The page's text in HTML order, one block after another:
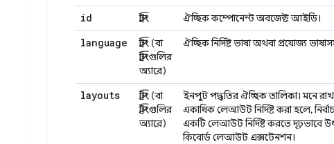
id স্ট্রিং ঐচ্ছিক কম্পোনেন্ট অবজেক্ট আইডি।
language
স্ট্রিং (বা
স্ট্রিংগুলির
অ্যারে)
ঐচ্ছিক নির্দিষ্ট ভাষা অথবা প্রযোজ্য
layouts
স্ট্রিং (বা
স্ট্রিংগুলির
অ্যারে)
ইনপুট পদ্ধতির ঐচ্ছিক তালিকা। মনে
একাধিক লেআউট নির্দিষ্ট করা হলে,
একটি লেআউট নির্দিষ্ট করতে দৃঢ়ভাবে
কিবোর্ড লেআউট এক্সটেনশন।